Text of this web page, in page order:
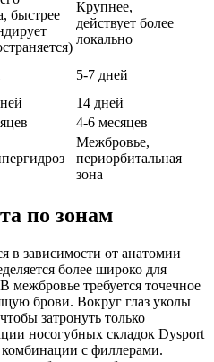
быстрее
Крупнее,
действует более
локально
5-7 дней
14 дней
4-6 месяцев
Межбровье,
периорбитальная
зона
по зонам
в зависимости от анатомии
более широко для
межбровье требуется точечное
брови. Вокруг глаз уколы
затронуть только
носогубных складок Dysport
с филлерами.